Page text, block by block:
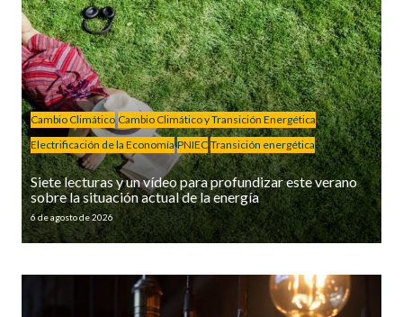
Cambio Climático Cambio Climático y Transición Energética
Electrificación de la Economía PNIEC Transición energética
Siete lecturas y un vídeo para profundizar este verano
sobre la situación actual de la energía
6 de agosto de 2026